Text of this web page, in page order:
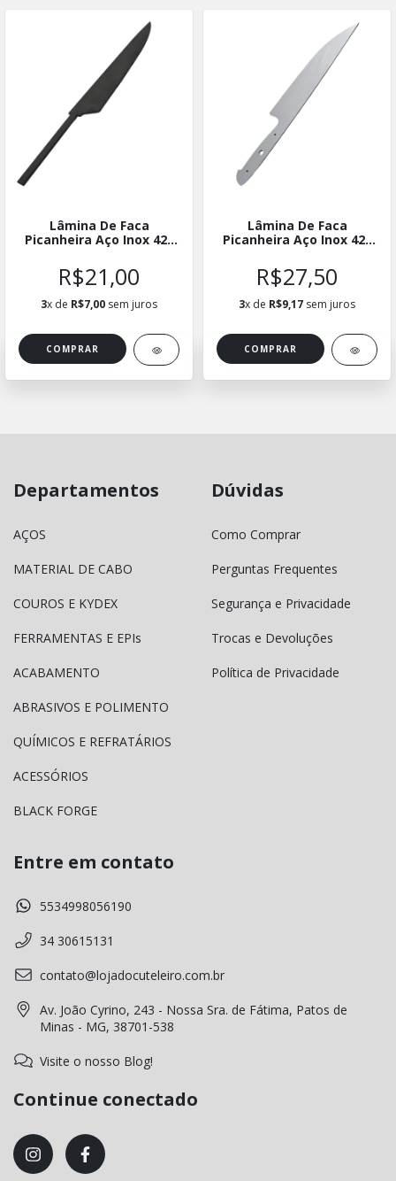
Lâmina De Faca
Picanheira Aço Inox 420
ELPICINX08
R$21,00
3x de R$7,00 sem juros
COMPRAR
Lâmina De Faca
Picanheira Aço Inox 420
LFPICINX14
R$27,50
3x de R$9,17 sem juros
COMPRAR
Departamentos
AÇOS
MATERIAL DE CABO
COUROS E KYDEX
FERRAMENTAS E EPIs
ACABAMENTO
ABRASIVOS E POLIMENTO
QUÍMICOS E REFRATÁRIOS
ACESSÓRIOS
BLACK FORGE
Dúvidas
Como Comprar
Perguntas Frequentes
Segurança e Privacidade
Trocas e Devoluções
Política de Privacidade
Entre em contato
5534998056190
34 30615131
contato@lojadocuteleiro.com.br
Av. João Cyrino, 243 - Nossa Sra. de Fátima, Patos de
Minas - MG, 38701-538
Visite o nosso Blog!
Continue conectado